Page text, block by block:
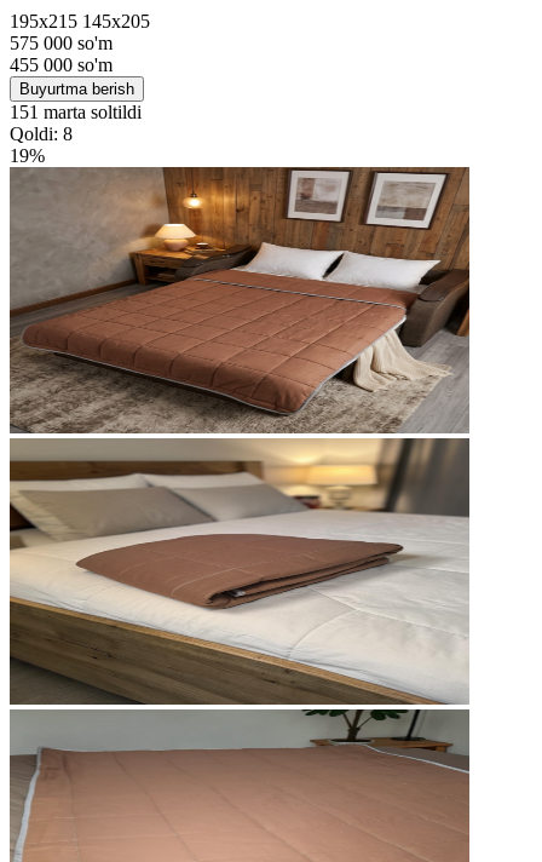
195х215 145х205
575 000 so'm
455 000 so'm
Buyurtma berish
151 marta soltildi
Qoldi: 8
19%